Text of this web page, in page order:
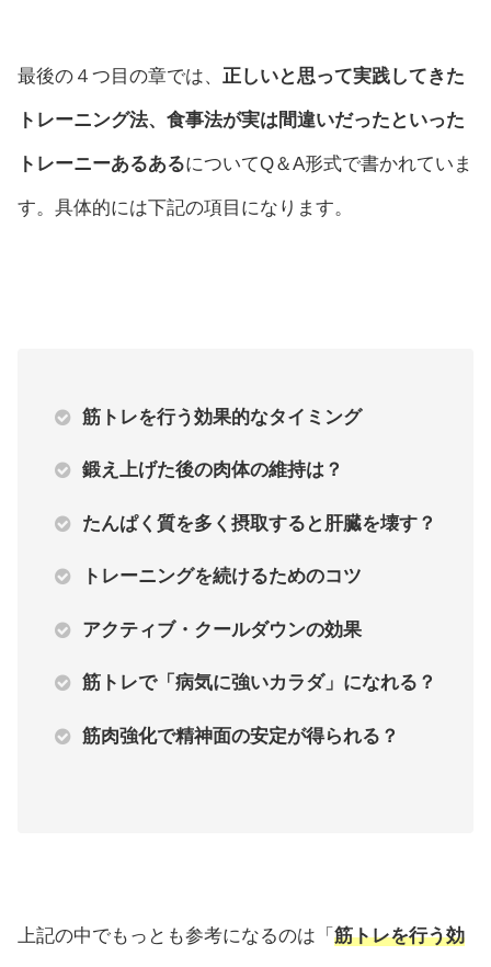
最後の４つ目の章では、 正しいと思って実践してきた
トレーニング法、食事法が実は間違いだったといった
トレーニーあるあるについてQ＆A形式で書かれていま
す。具体的には下記の項目になります。
筋トレを行う効果的なタイミング
鍛え上げた後の肉体の維持は？
たんぱく質を多く摂取すると肝臓を壊す？
トレーニングを続けるためのコツ
アクティブ・クールダウンの効果
筋トレで「病気に強いカラダ」になれる？
筋肉強化で精神面の安定が得られる？
上記の中でもっとも参考になるのは「 筋トレを行う効